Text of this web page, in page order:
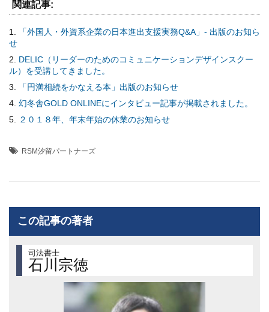
関連記事:
「外国人・外資系企業の日本進出支援実務Q&A」- 出版のお知ら
せ
DELIC（リーダーのためのコミュニケーションデザインスクー
ル）を受講してきました。
「円満相続をかなえる本」出版のお知らせ
幻冬舎GOLD ONLINEにインタビュー記事が掲載されました。
２０１８年、年末年始の休業のお知らせ
RSM汐留パートナーズ
この記事の著者
司法書士
石川宗徳